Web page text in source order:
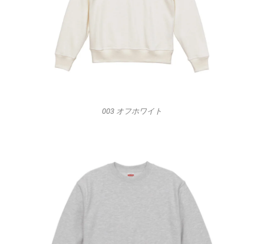
003 オフホワイト